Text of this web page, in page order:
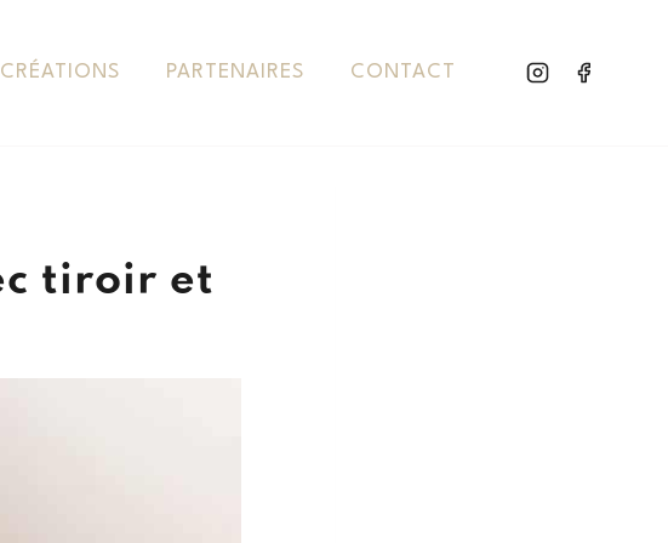
CRÉATIONS PARTENAIRES CONTACT
tiroir et